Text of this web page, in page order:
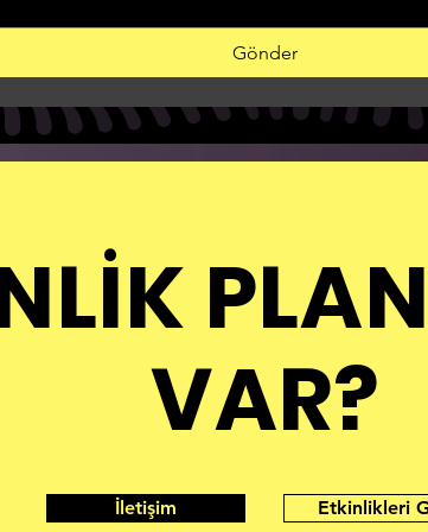
Gönder
VAR?
İletişim Etkinlikleri